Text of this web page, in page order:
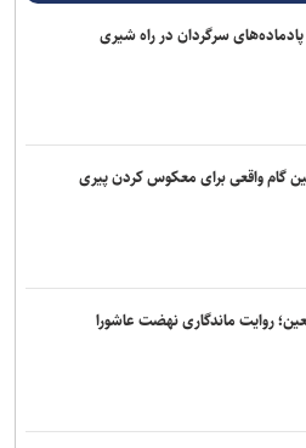
نصب لوله‌های پلی‌اتیلن در دریا را تغییر
نسل دوم هدفون QuietComfort با حذف نویز ارتقایافته و پورت USB-C
هر نقطه دارای اینترنت با شماره ثابت
داشت
جدید باکتری‌خوار ساختند
پادماده‌های سرگردان در راه شیری
گام واقعی برای معکوس کردن پیری
روایت ماندگاری نهضت عاشورا